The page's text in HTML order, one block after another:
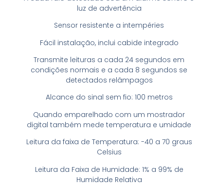
luz de advertência
Sensor resistente a intempéries
Fácil instalação, inclui cabide integrado
Transmite leituras a cada 24 segundos em
condições normais e a cada 8 segundos se
detectados relâmpagos
Alcance do sinal sem fio: 100 metros
Quando emparelhado com um mostrador
digital também mede temperatura e umidade
Leitura da faixa de Temperatura: -40 a 70 graus
Celsius
Leitura da Faixa de Humidade: 1% a 99% de
Humidade Relativa